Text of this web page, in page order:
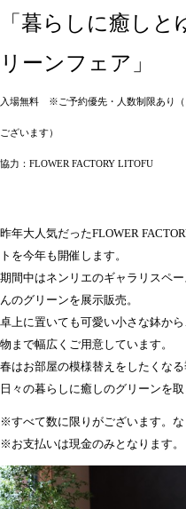
「暮らしに癒し
リーンフェア」
入場無料 ※ご予約優先・人数制限あり（
ございます）
協力：FLOWER FACTORY LITOFU
昨年大人気だったFLOWER
トを今年も開催します。
期間中はネンリエのギャラリスペ
んのグリーンを展示販売。
卓上に置いても可愛い小さな鉢か
物まで幅広くご用意しています。
春はお部屋の模様替えをしたくなる
日々の暮らしに癒しのグリーンを
※すべて数に限りがございます。な
※お支払いは現金のみとなります。